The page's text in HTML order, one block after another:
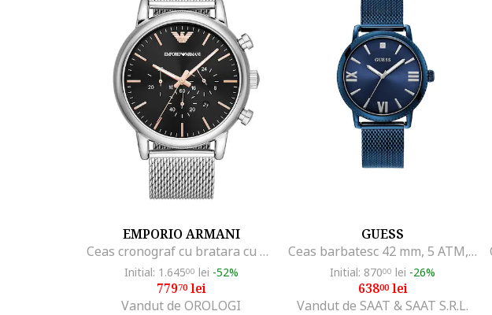
EMPORIO ARMANI
Ceas cronograf cu bratara cu model plasa, Argintiu
Initial: 1.64500 lei -52%
77970lei
Vandut de OROLOGI
GUESS
Ceas barbatesc 42 mm, 5 ATM, U1452G3M
Initial: 87000 lei -26%
63800lei
Vandut de SAAT & SAAT S.R.L.